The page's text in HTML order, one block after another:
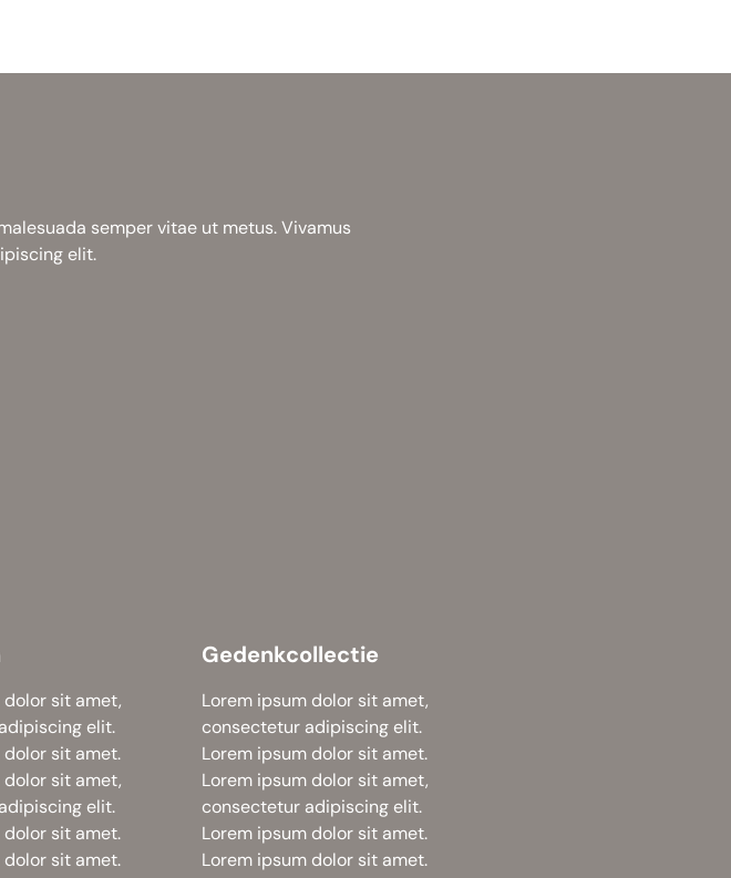
semper vitae ut metus. Vivamus
elit.
sit amet,
elit.
sit amet.
sit amet,
elit.
sit amet.
sit amet.
Gedenkcollectie
Lorem ipsum dolor sit amet,
consectetur adipiscing elit.
Lorem ipsum dolor sit amet.
Lorem ipsum dolor sit amet,
consectetur adipiscing elit.
Lorem ipsum dolor sit amet.
Lorem ipsum dolor sit amet.